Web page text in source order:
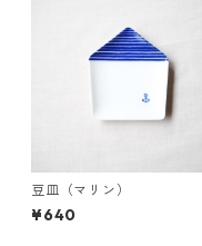
豆皿（マリン）
¥640